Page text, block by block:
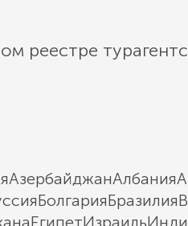
реестре
АзербайджанАлбания
БолгарияБразилия
ЕгипетИзраиль